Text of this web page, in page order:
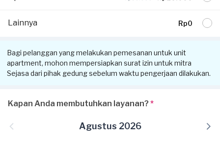
Lainnya Rp0
Bagi pelanggan yang melakukan pemesanan untuk unit
apartment, mohon mempersiapkan surat izin untuk mitra
Sejasa dari pihak gedung sebelum waktu pengerjaan dilakukan.
Kapan Anda membutuhkan layanan? *
Agustus 2026